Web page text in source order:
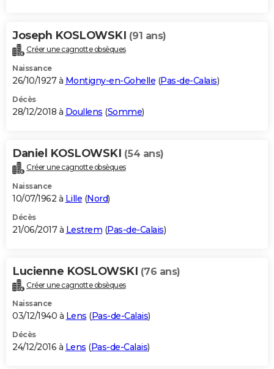
Joseph KOSLOWSKI (91 ans)
Créer une cagnotte obsèques
Naissance
26/10/1927 à Montigny-en-Gohelle (Pas-de-Calais)
Décès
28/12/2018 à Doullens (Somme)
Daniel KOSLOWSKI (54 ans)
Créer une cagnotte obsèques
Naissance
10/07/1962 à Lille (Nord)
Décès
21/06/2017 à Lestrem (Pas-de-Calais)
Lucienne KOSLOWSKI (76 ans)
Créer une cagnotte obsèques
Naissance
03/12/1940 à Lens (Pas-de-Calais)
Décès
24/12/2016 à Lens (Pas-de-Calais)